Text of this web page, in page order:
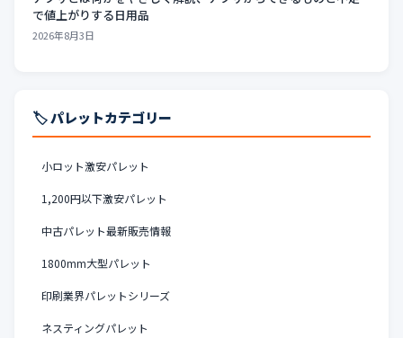
で値上がりする日用品
2026年8月3日
🏷️ パレットカテゴリー
小ロット激安パレット
1,200円以下激安パレット
中古パレット最新販売情報
1800mm大型パレット
印刷業界パレットシリーズ
ネスティングパレット